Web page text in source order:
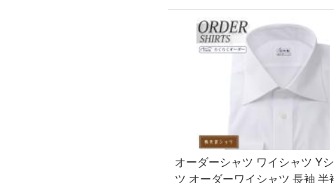
オーダーシャツ ワイシャツ Y
ツ オーダーワイシャツ 長袖 半